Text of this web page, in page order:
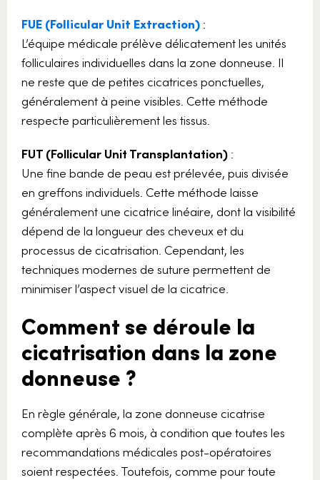
FUE (Follicular Unit Extraction) :
L’équipe médicale prélève délicatement les unités
folliculaires individuelles dans la zone donneuse. Il
ne reste que de petites cicatrices ponctuelles,
généralement à peine visibles. Cette méthode
respecte particulièrement les tissus.
FUT (Follicular Unit Transplantation) :
Une fine bande de peau est prélevée, puis divisée
en greffons individuels. Cette méthode laisse
généralement une cicatrice linéaire, dont la visibilité
dépend de la longueur des cheveux et du
processus de cicatrisation. Cependant, les
techniques modernes de suture permettent de
minimiser l’aspect visuel de la cicatrice.
Comment se déroule la
cicatrisation dans la zone
donneuse ?
En règle générale, la zone donneuse cicatrise
complète après 6 mois, à condition que toutes les
recommandations médicales post-opératoires
soient respectées. Toutefois, comme pour toute